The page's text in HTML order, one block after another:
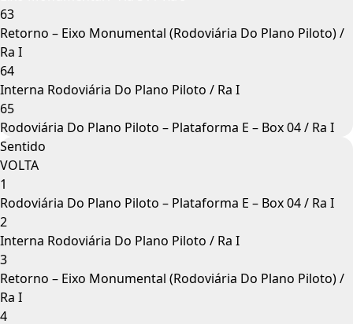
63
Retorno – Eixo Monumental (Rodoviária Do Plano Piloto) /
Ra I
64
Interna Rodoviária Do Plano Piloto / Ra I
65
Rodoviária Do Plano Piloto – Plataforma E – Box 04 / Ra I
Sentido
VOLTA
1
Rodoviária Do Plano Piloto – Plataforma E – Box 04 / Ra I
2
Interna Rodoviária Do Plano Piloto / Ra I
3
Retorno – Eixo Monumental (Rodoviária Do Plano Piloto) /
Ra I
4